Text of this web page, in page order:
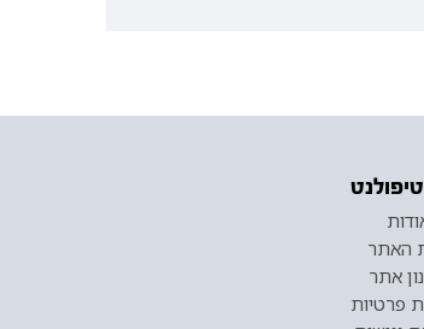
האתר
אתר
פרטיות